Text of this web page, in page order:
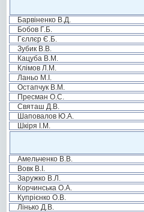
Барвіненко В.Д.
Бобов Г.Б.
Гєллєр Є.Б.
Зубик В.В.
Кацуба В.М.
Клімов Л.М.
Ланьо М.І.
Остапчук В.М.
Пресман О.С.
Святаш Д.В.
Шаповалов Ю.А.
Шкіря І.М.
Амельченко В.В.
Вовк В.І.
Заружко В.Л.
Корчинська О.А.
Купрієнко О.В.
Лінько Д.В.